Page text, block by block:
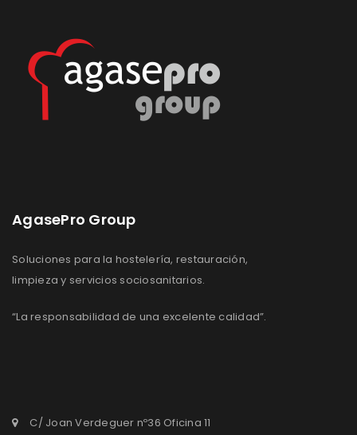
AgasePro Group
Soluciones para la hostelería, restauración,
limpieza y servicios sociosanitarios.
“La responsabilidad de una excelente calidad”.
C/ Joan Verdeguer nº36 Oficina 11